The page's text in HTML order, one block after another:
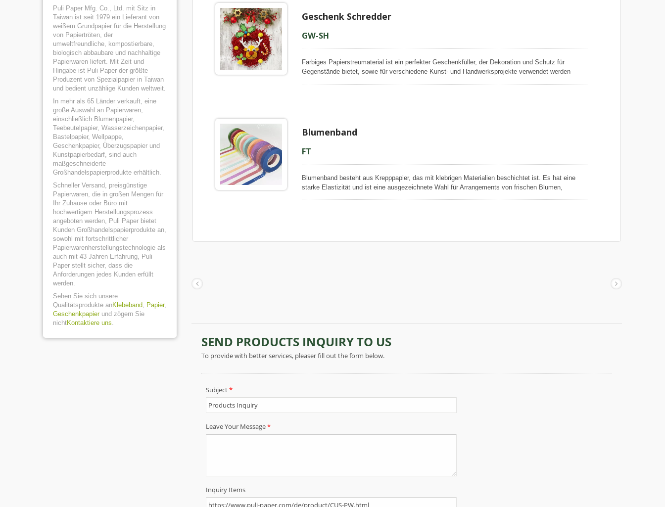
Puli Paper Mfg. Co., Ltd. mit Sitz in
Taiwan ist seit 1979 ein Lieferant von
weißem Grundpapier für die Herstellung
von Papiertröten, der
umweltfreundliche, kompostierbare,
biologisch abbaubare und nachhaltige
Papierwaren liefert. Mit Zeit und
Hingabe ist Puli Paper der größte
Produzent von Spezialpapier in Taiwan
und bedient unzählige Kunden weltweit.
In mehr als 65 Länder verkauft, eine
große Auswahl an Papierwaren,
einschließlich Blumenpapier,
Teebeutelpapier, Wasserzeichenpapier,
Bastelpapier, Wellpappe,
Geschenkpapier, Überzugspapier und
Kunstpapierbedarf, sind auch
maßgeschneiderte
Großhandelspapierprodukte erhältlich.
Schneller Versand, preisgünstige
Papierwaren, die in großen Mengen für
Ihr Zuhause oder Büro mit
hochwertigem Herstellungsprozess
angeboten werden, Puli Paper bietet
Kunden Großhandelspapierprodukte an,
sowohl mit fortschrittlicher
Papierwarenherstellungstechnologie als
auch mit 43 Jahren Erfahrung, Puli
Paper stellt sicher, dass die
Anforderungen jedes Kunden erfüllt
werden.
Sehen Sie sich unsere
Qualitätsprodukte anKlebeband, Papier,
Geschenkpapierund zögern Sie
nichtKontaktiere uns.
Geschenk Schredder
GW-SH
Farbiges Papierstreumaterial ist ein perfekter Geschenkfüller, der Dekoration und Schutz für
Gegenstände bietet, sowie für verschiedene Kunst- und Handwerksprojekte verwendet werden
beflecken, wenn der Papierstreifen durch den Klebstoff nass wird.
Blumenband
FT
Blumenband besteht aus Krepppapier, das mit klebrigen Materialien beschichtet ist. Es hat eine
starke Elastizität und ist eine ausgezeichnete Wahl für Arrangements von frischen Blumen,